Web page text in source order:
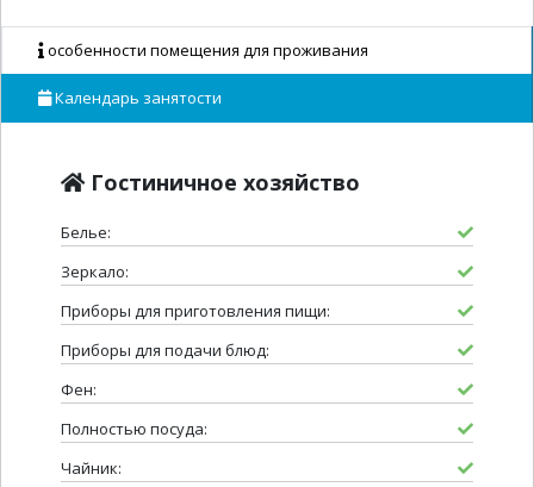
особенности помещения для проживания
Календарь занятости
Гостиничное хозяйство
Белье:
Зеркало:
Приборы для приготовления пищи:
Приборы для подачи блюд:
Фен:
Полностью посуда:
Чайник: